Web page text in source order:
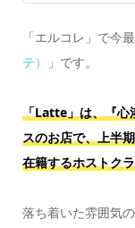
「エルコレ」で今
テ）
」です。
「Latte」は、『心
スのお店で、上半
在籍するホストク
落ち着いた雰囲気